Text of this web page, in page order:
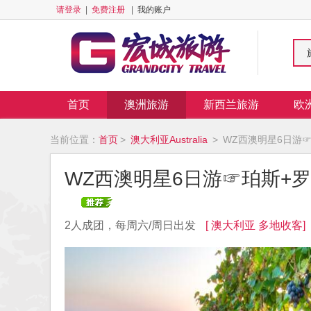
请登录 免费注册 我的账户
首页 澳洲旅游 新西兰旅游 欧
当前位置： 首页> 澳大利亚Australia > WZ西澳明星6日游
WZ西澳明星6日游☞珀斯+
2人成团，每周六/周日出发 [ 澳大利亚 多地收客]